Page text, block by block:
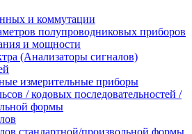
и коммутации
полупроводниковых приборов
и мощности
(Анализаторы сигналов)
измерительные приборы
/ кодовых последовательностей /
формы
стандартной/произвольной формы